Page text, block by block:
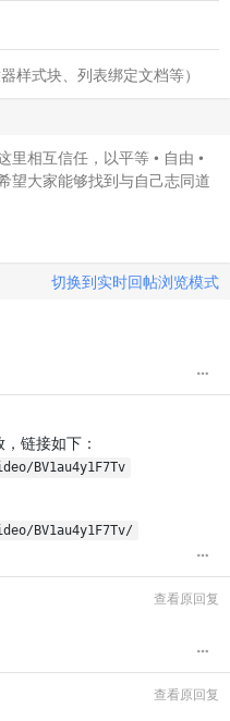
样式块、列表绑定文档等）
相互信任，以平等 • 自由 •
望大家能够找到与自己志同道
切换到实时回帖浏览模式
链接如下：
BV1au4y1F7Tv
BV1au4y1F7Tv/
查看原回复
查看原回复